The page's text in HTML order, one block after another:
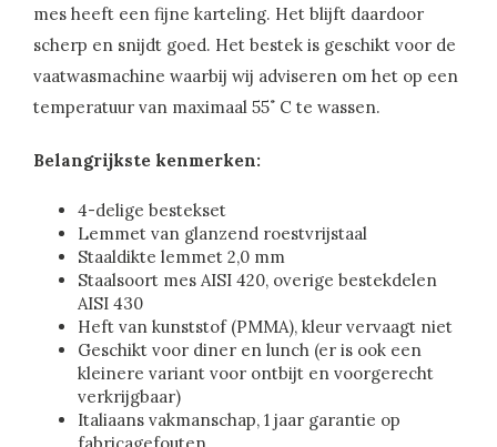
mes heeft een fijne karteling. Het blijft daardoor
scherp en snijdt goed. Het bestek is geschikt voor de
vaatwasmachine waarbij wij adviseren om het op een
temperatuur van maximaal 55˚ C te wassen.
Belangrijkste kenmerken:
4-delige bestekset
Lemmet van glanzend roestvrijstaal
Staaldikte lemmet 2,0 mm
Staalsoort mes AISI 420, overige bestekdelen
AISI 430
Heft van kunststof (PMMA), kleur vervaagt niet
Geschikt voor diner en lunch (er is ook een
kleinere variant voor ontbijt en voorgerecht
verkrijgbaar)
Italiaans vakmanschap, 1 jaar garantie op